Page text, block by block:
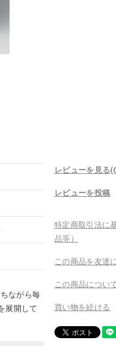
ながら毎
展開して
レビューを見る
レビューを投稿
特定商取引法に
品等）
この商品を友達
この商品につい
買い物を続ける